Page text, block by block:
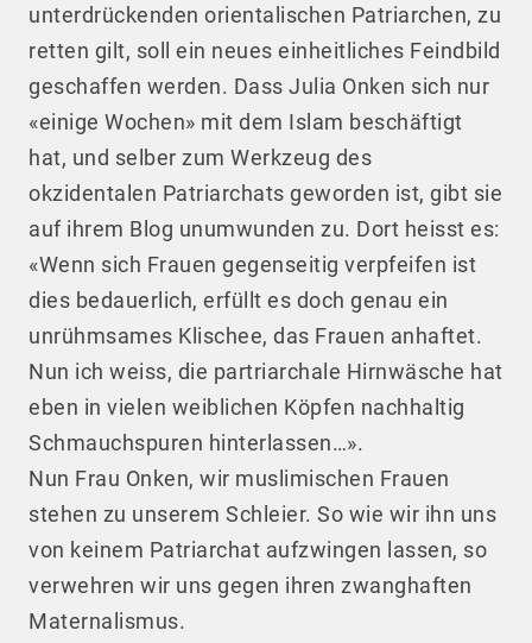
unterdrückenden orientalischen Patriarchen, zu
retten gilt, soll ein neues einheitliches Feindbild
geschaffen werden. Dass Julia Onken sich nur
«einige Wochen» mit dem Islam beschäftigt
hat, und selber zum Werkzeug des
okzidentalen Patriarchats geworden ist, gibt sie
auf ihrem Blog unumwunden zu. Dort heisst es:
«Wenn sich Frauen gegenseitig verpfeifen ist
dies bedauerlich, erfüllt es doch genau ein
unrühmsames Klischee, das Frauen anhaftet.
Nun ich weiss, die partriarchale Hirnwäsche hat
eben in vielen weiblichen Köpfen nachhaltig
Schmauchspuren hinterlassen…».
Nun Frau Onken, wir muslimischen Frauen
stehen zu unserem Schleier. So wie wir ihn uns
von keinem Patriarchat aufzwingen lassen, so
verwehren wir uns gegen ihren zwanghaften
Maternalismus.